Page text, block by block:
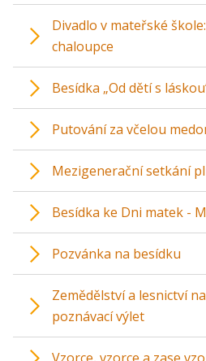
Divadlo v mateřské
chaloupce
Besídka „Od dětí s
Putování za včelou
Mezigenerační setkání
Besídka ke Dni matek -
Pozvánka na besídku
Zemědělství a lesnictví
poznávací výlet